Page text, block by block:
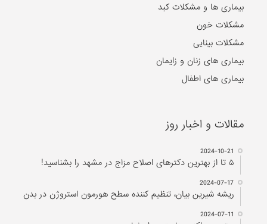
بیماری ها و مشکلات کبد
مشکلات خون
مشکلات بینایی
بیماری های زنان و زایمان
بیماری های اطفال
مقالات و اخبار روز
2024-10-21
۵ تا از بهترین دکتر‌های اصلاح مزاج در مشهد را بشناسید!
2024-07-17
ریشه شیرین بیان، تنظیم کننده سطح هورمون استروژن در بدن
2024-07-11